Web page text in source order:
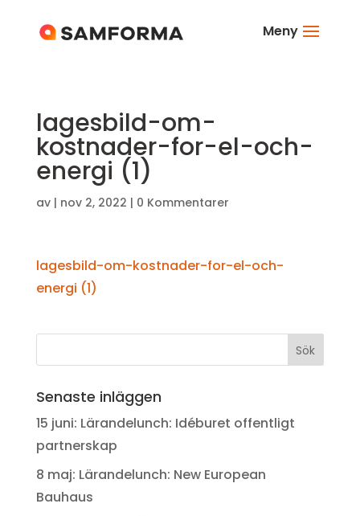
Meny
lagesbild-om-
kostnader-for-el-och-
energi (1)
av | nov 2, 2022 | 0 Kommentarer
lagesbild-om-kostnader-for-el-och-
energi (1)
Senaste inläggen
15 juni: Lärandelunch: Idéburet offentligt
partnerskap
8 maj: Lärandelunch: New European
Bauhaus